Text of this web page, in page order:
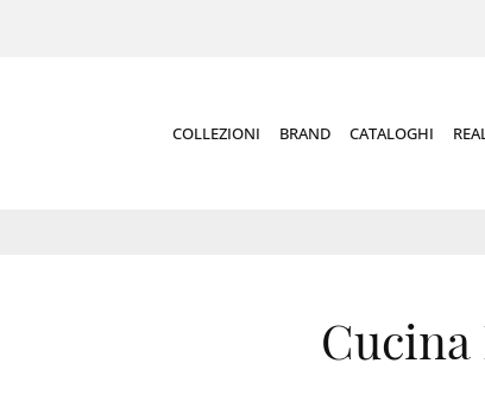
COLLEZIONI BRAND CATALOGHI
Cucina